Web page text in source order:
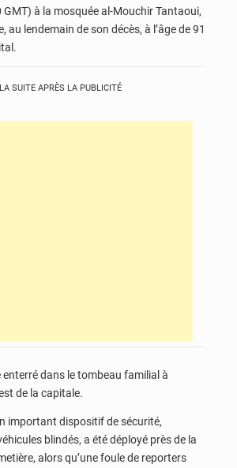
à la mosquée al-Mouchir Tantaoui,
au lendemain de son décès, à l’âge de 91
LA SUITE APRÈS LA PUBLICITÉ
enterré dans le tombeau familial à
de la capitale.
important dispositif de sécurité,
blindés, a été déployé près de la
alors qu’une foule de reporters